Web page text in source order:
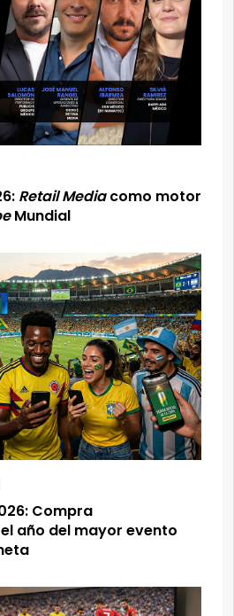
Retail Mediacomo motor
Mundial
Compra
año del mayor evento